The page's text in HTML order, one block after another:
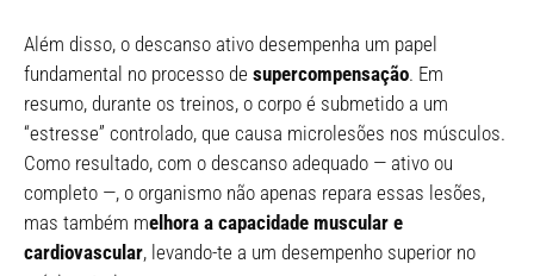
Além disso, o descanso ativo desempenha um papel
fundamental no processo de supercompensação. Em
resumo, durante os treinos, o corpo é submetido a um
“estresse” controlado, que causa microlesões nos músculos.
Como resultado, com o descanso adequado — ativo ou
completo —, o organismo não apenas repara essas lesões,
mas também melhora a capacidade muscular e
cardiovascular, levando-te a um desempenho superior no